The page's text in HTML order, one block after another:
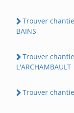
Trouver
BAINS
Trouver
L'ARCHAMBAULT
Trouver